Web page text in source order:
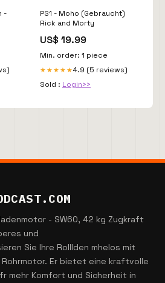
-
PS1 - Moho (Gebraucht)
Rick and Morty
US$ 19.99
Min. order: 1 piece
★★★★★4.9 (5 reviews)
Sold : Login>>
- SW60, 42 kg Zugkraft
und
Sie Ihre Rolllden mhelos mit
Er bietet eine kraftvolle
mehr Komfort und Sicherheit in